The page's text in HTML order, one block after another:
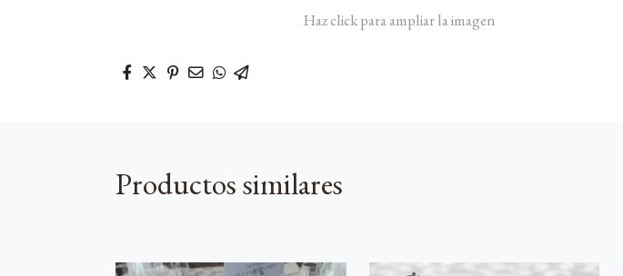
Haz click para ampliar la imagen
Productos similares